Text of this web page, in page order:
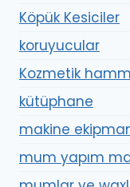
Köpük Kesiciler
koruyucular
Kozmetik
kütüphane
makine
mum yapım